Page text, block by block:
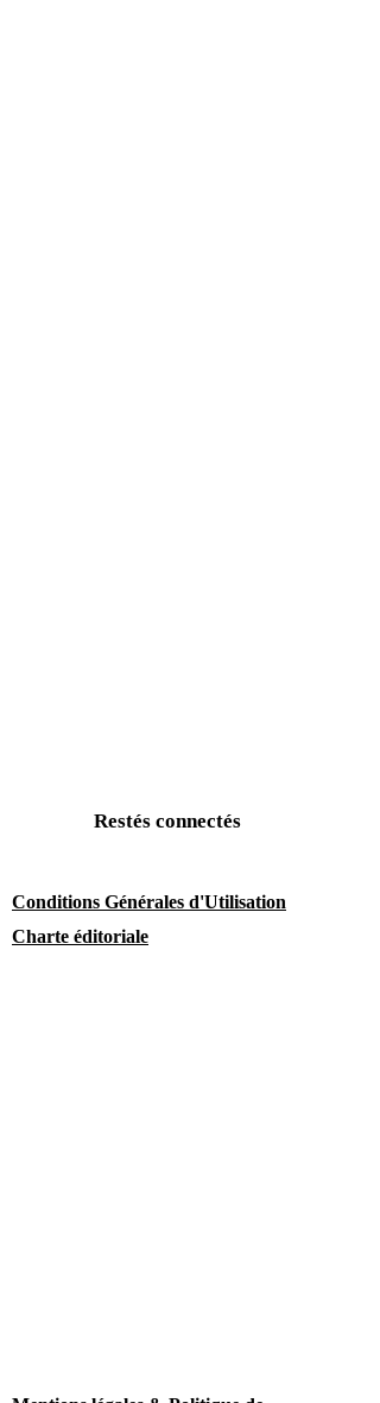
Restés connectés
Conditions Générales d'Utilisation
Charte éditoriale